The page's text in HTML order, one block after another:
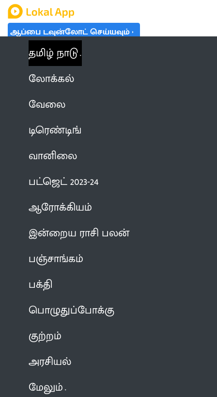
ஆப்பை டவுன்லோட் செய்யவும்
தமிழ் நாடு
லோக்கல்
வேலை
டிரெண்டிங்
வானிலை
பட்ஜெட் 2023-24
ஆரோக்கியம்
இன்றைய ராசி பலன்
பஞ்சாங்கம்
பக்தி
பொழுதுப்போக்கு
குற்றம்
அரசியல்
மேலும்